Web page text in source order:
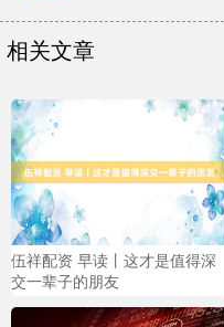
相关文章
伍祥配资 早读丨这才是值得深
交一辈子的朋友